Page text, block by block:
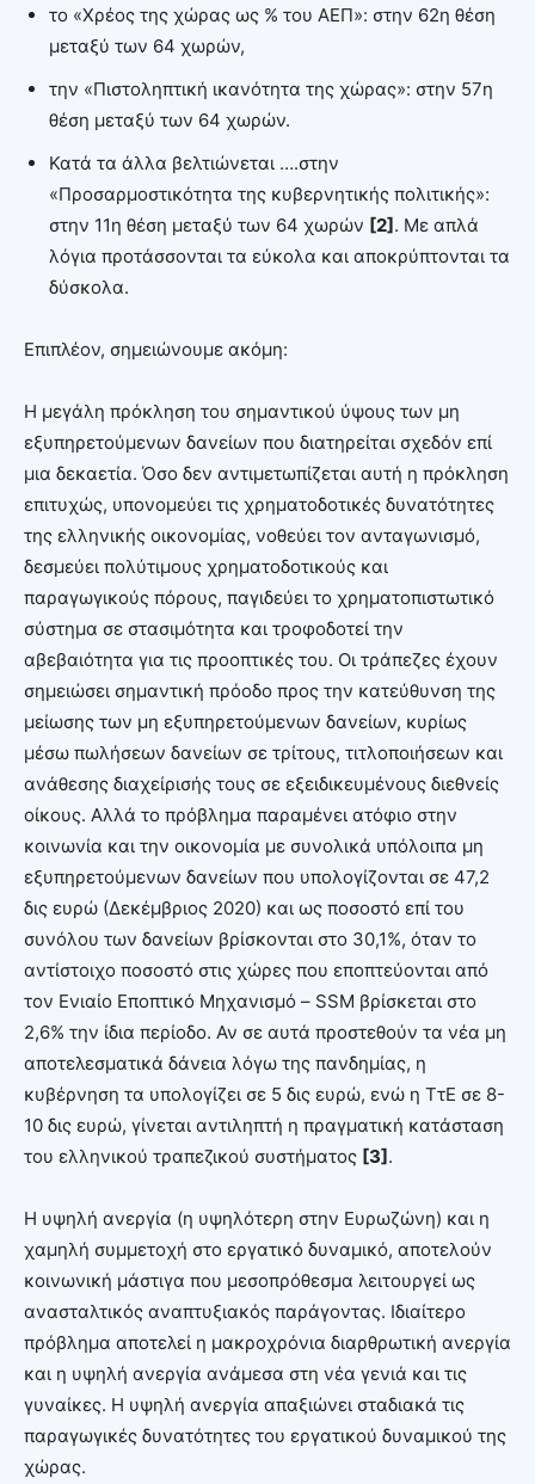
το «Χρέος της χώρας ως % του ΑΕΠ»: στην 62η θέση
μεταξύ των 64 χωρών,
την «Πιστοληπτική ικανότητα της χώρας»: στην 57η
θέση μεταξύ των 64 χωρών.
Κατά τα άλλα βελτιώνεται ….στην
«Προσαρμοστικότητα της κυβερνητικής πολιτικής»:
στην 11η θέση μεταξύ των 64 χωρών [2]. Με απλά
λόγια προτάσσονται τα εύκολα και αποκρύπτονται τα
δύσκολα.
Επιπλέον, σημειώνουμε ακόμη:
Η μεγάλη πρόκληση του σημαντικού ύψους των μη
εξυπηρετούμενων δανείων που διατηρείται σχεδόν επί
μια δεκαετία. Όσο δεν αντιμετωπίζεται αυτή η πρόκληση
επιτυχώς, υπονομεύει τις χρηματοδοτικές δυνατότητες
της ελληνικής οικονομίας, νοθεύει τον ανταγωνισμό,
δεσμεύει πολύτιμους χρηματοδοτικούς και
παραγωγικούς πόρους, παγιδεύει το χρηματοπιστωτικό
σύστημα σε στασιμότητα και τροφοδοτεί την
αβεβαιότητα για τις προοπτικές του. Οι τράπεζες έχουν
σημειώσει σημαντική πρόοδο προς την κατεύθυνση της
μείωσης των μη εξυπηρετούμενων δανείων, κυρίως
μέσω πωλήσεων δανείων σε τρίτους, τιτλοποιήσεων και
ανάθεσης διαχείρισής τους σε εξειδικευμένους διεθνείς
οίκους. Αλλά το πρόβλημα παραμένει ατόφιο στην
κοινωνία και την οικονομία με συνολικά υπόλοιπα μη
εξυπηρετούμενων δανείων που υπολογίζονται σε 47,2
δις ευρώ (Δεκέμβριος 2020) και ως ποσοστό επί του
συνόλου των δανείων βρίσκονται στο 30,1%, όταν το
αντίστοιχο ποσοστό στις χώρες που εποπτεύονται από
τον Ενιαίο Εποπτικό Μηχανισμό – SSM βρίσκεται στο
2,6% την ίδια περίοδο. Αν σε αυτά προστεθούν τα νέα μη
αποτελεσματικά δάνεια λόγω της πανδημίας, η
κυβέρνηση τα υπολογίζει σε 5 δις ευρώ, ενώ η ΤτΕ σε 8-
10 δις ευρώ, γίνεται αντιληπτή η πραγματική κατάσταση
του ελληνικού τραπεζικού συστήματος [3].
Η υψηλή ανεργία (η υψηλότερη στην Ευρωζώνη) και η
χαμηλή συμμετοχή στο εργατικό δυναμικό, αποτελούν
κοινωνική μάστιγα που μεσοπρόθεσμα λειτουργεί ως
ανασταλτικός αναπτυξιακός παράγοντας. Ιδιαίτερο
πρόβλημα αποτελεί η μακροχρόνια διαρθρωτική ανεργία
και η υψηλή ανεργία ανάμεσα στη νέα γενιά και τις
γυναίκες. Η υψηλή ανεργία απαξιώνει σταδιακά τις
παραγωγικές δυνατότητες του εργατικού δυναμικού της
χώρας.